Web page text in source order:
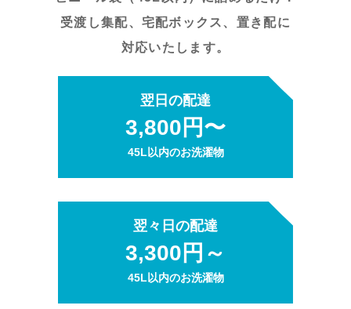
受渡し集配、宅配ボックス、置き配に
対応いたします。
翌日の配達
3,800円〜
45L以内のお洗濯物
翌々日の配達
3,300円～
45L以内のお洗濯物